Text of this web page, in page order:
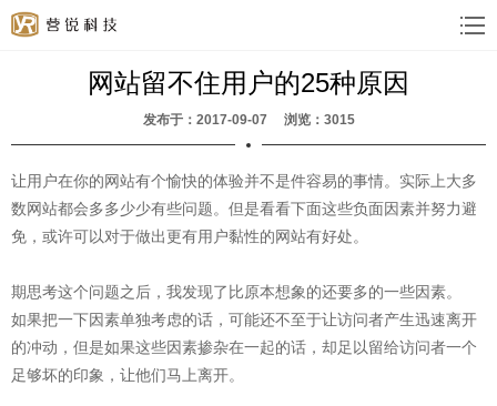
网站留不住用户的25种原因
发布于：2017-09-07 浏览：3015
让用户在你的网站有个愉快的体验并不是件容易的事情。实际上大多
数网站都会多多少少有些问题。但是看看下面这些负面因素并努力避
免，或许可以对于做出更有用户黏性的网站有好处。
期思考这个问题之后，我发现了比原本想象的还要多的一些因素。
如果把一下因素单独考虑的话，可能还不至于让访问者产生迅速离开
的冲动，但是如果这些因素掺杂在一起的话，却足以留给访问者一个
足够坏的印象，让他们马上离开。